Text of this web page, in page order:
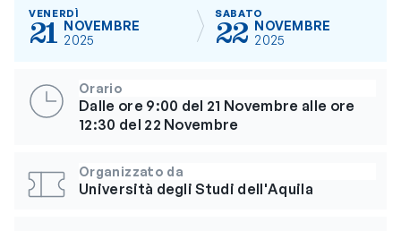
VENERDÌ
21 NOVEMBRE
2025
SABATO
22 NOVEMBRE
2025
Orario
Dalle ore 9:00 del 21 Novembre alle ore
12:30 del 22 Novembre
Organizzato da
Università degli Studi dell'Aquila